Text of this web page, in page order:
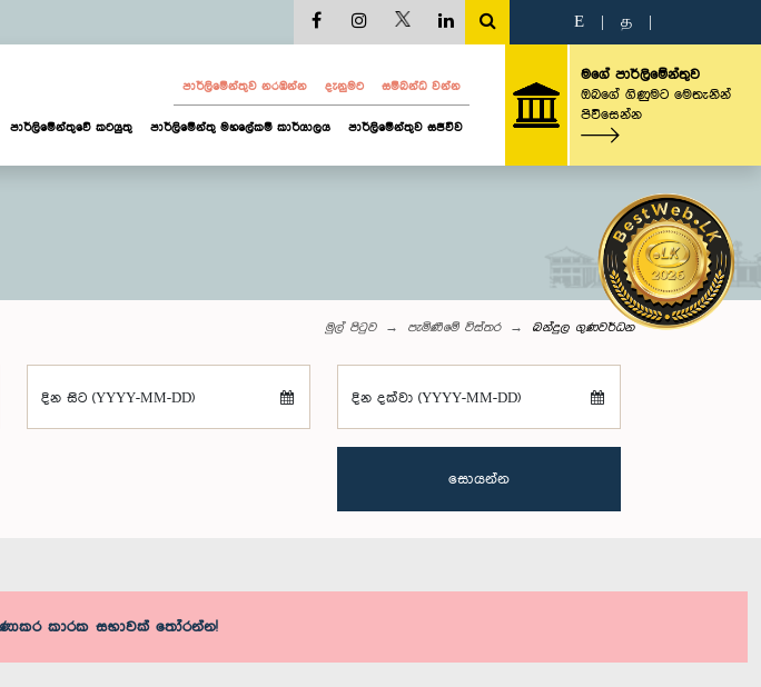
E த
පාර්ලි‌මේන්තුව නරඹන්න දැනුමට සම්බන්ධ වන්න
පාර්ලිමේන්තුවේ කටයුතු පාර්ලිමේන්තු මහලේකම් කාර්යාලය පාර්ලිමේන්තුව සජීවීව
මගේ පාර්ලිමේන්තුව
ඔබගේ ගිණුමට මෙතැනින්
පිවිසෙන්න
මුල් පිටුව පැමිණීමේ විස්තර බන්දුල ගුණවර්ධන
දින සිට (YYYY-MM-DD) දින දක්වා (YYYY-MM-DD)
සොයන්න
කාරක සභාවක් තෝරන්න!